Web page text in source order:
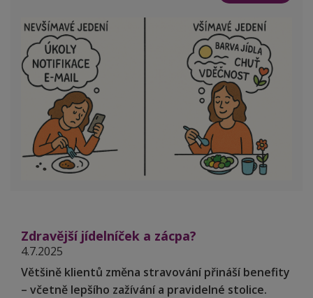
Zdravější jídelníček a zácpa?
4.7.2025
Většině klientů změna stravování přináší benefity
– včetně lepšího zažívání a pravidelné stolice.